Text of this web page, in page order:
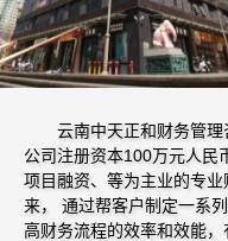
云南中天正和财务管理
公司注册资本100万元人民
项目融资、等为主业的专
来， 通过帮客户制定一系
高财务流程的效率和效能